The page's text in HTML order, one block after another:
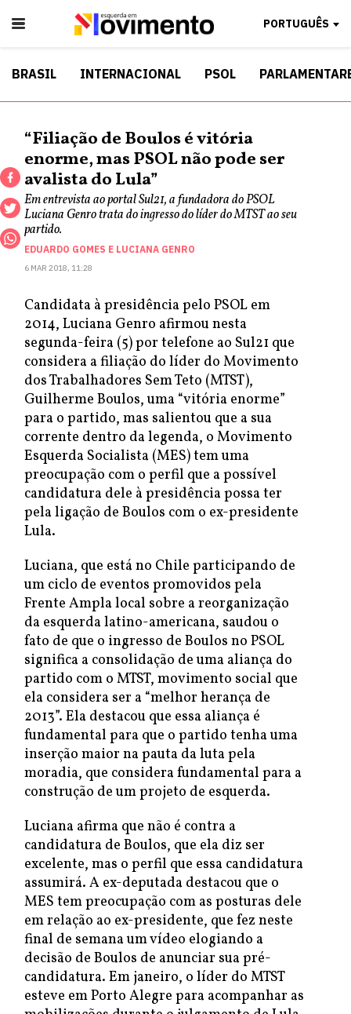
PORTUGUÊS
BRASIL INTERNACIONAL PSOL
“Filiação de Boulos é vitória
enorme, mas PSOL não pode ser
avalista do Lula”
Em entrevista ao portal Sul21, a fundadora do PSOL
Luciana Genro trata do ingresso do líder do MTST ao seu
partido.
EDUARDO GOMES E LUCIANA GENRO
6 MAR 2018, 11:28
Candidata à presidência pelo PSOL em
2014, Luciana Genro afirmou nesta
segunda-feira (5) por telefone ao Sul21 que
considera a filiação do líder do Movimento
dos Trabalhadores Sem Teto (MTST),
Guilherme Boulos, uma “vitória enorme”
para o partido, mas salientou que a sua
corrente dentro da legenda, o Movimento
Esquerda Socialista (MES) tem uma
preocupação com o perfil que a possível
candidatura dele à presidência possa ter
pela ligação de Boulos com o ex-presidente
Lula.
Luciana, que está no Chile participando de
um ciclo de eventos promovidos pela
Frente Ampla local sobre a reorganização
da esquerda latino-americana, saudou o
fato de que o ingresso de Boulos no PSOL
significa a consolidação de uma aliança do
partido com o MTST, movimento social que
ela considera ser a “melhor herança de
2013”. Ela destacou que essa aliança é
fundamental para que o partido tenha uma
inserção maior na pauta da luta pela
moradia, que considera fundamental para a
construção de um projeto de esquerda.
Luciana afirma que não é contra a
candidatura de Boulos, que ela diz ser
excelente, mas o perfil que essa candidatura
assumirá. A ex-deputada destacou que o
MES tem preocupação com as posturas dele
em relação ao ex-presidente, que fez neste
final de semana um vídeo elogiando a
decisão de Boulos de anunciar sua pré-
candidatura. Em janeiro, o líder do MTST
esteve em Porto Alegre para acompanhar as